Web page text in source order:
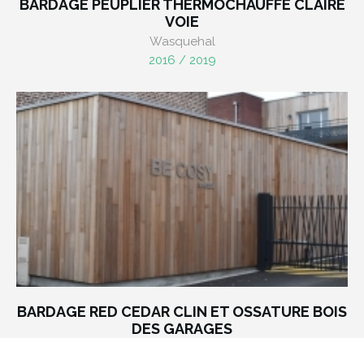
BARDAGE PEUPLIER THERMOCHAUFFÉ CLAIRE
VOIE
Wasquehal
2016 / 2019
BARDAGE RED CEDAR CLIN ET OSSATURE BOIS
DES GARAGES